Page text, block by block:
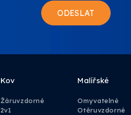
Kov
Žáruvzdorné
2v1
Malířské
Omyvatelné
Otěruvzdorné